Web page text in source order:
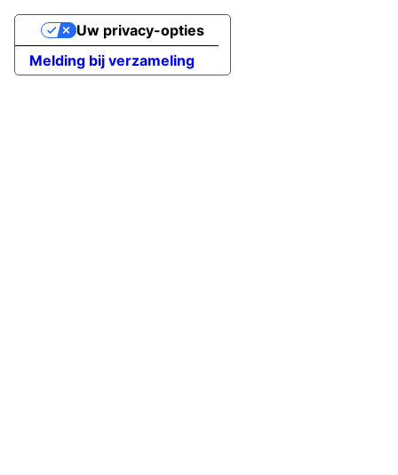
Melding bij verzameling
Uw privacy-opties